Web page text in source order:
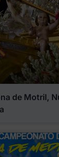
de Motril,